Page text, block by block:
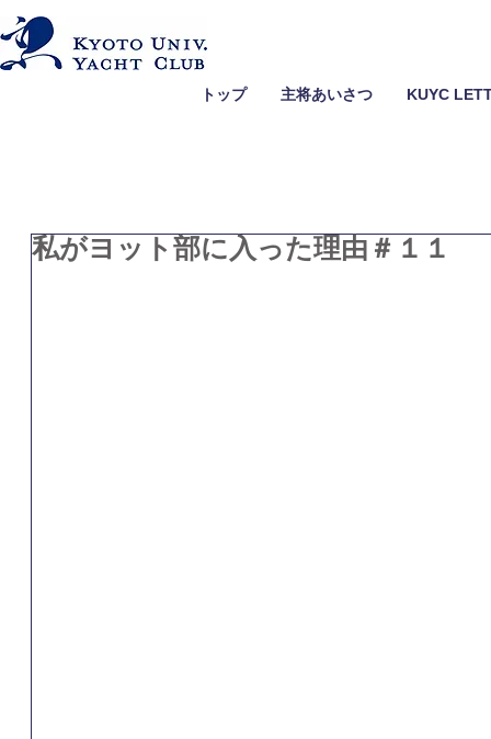
トップ 主将あいさつ KUYC
私がヨット部に入った理由＃１１